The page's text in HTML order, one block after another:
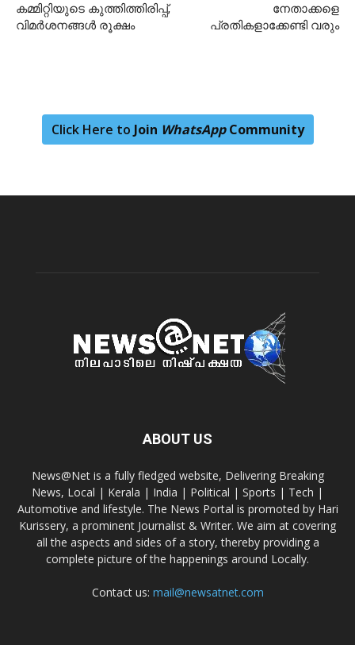
കമ്മിറ്റിയുടെ കുത്തിത്തിരിപ്പ്,
വിമര്‍ശനങ്ങള്‍ രൂക്ഷം
നേതാക്കളെ
പ്രതികളാക്കേണ്ടി വരും
Click Here to Join WhatsAppCommunity
ABOUT US
News@Net is a fully fledged website, Delivering Breaking
News, Local | Kerala | India | Political | Sports | Tech |
Automotive and lifestyle. The News Portal is promoted by Hari
Kurissery, a prominent Journalist & Writer. We aim at covering
all the aspects and sides of a story, thereby providing a
complete picture of the happenings around Locally.
Contact us: mail@newsatnet.com